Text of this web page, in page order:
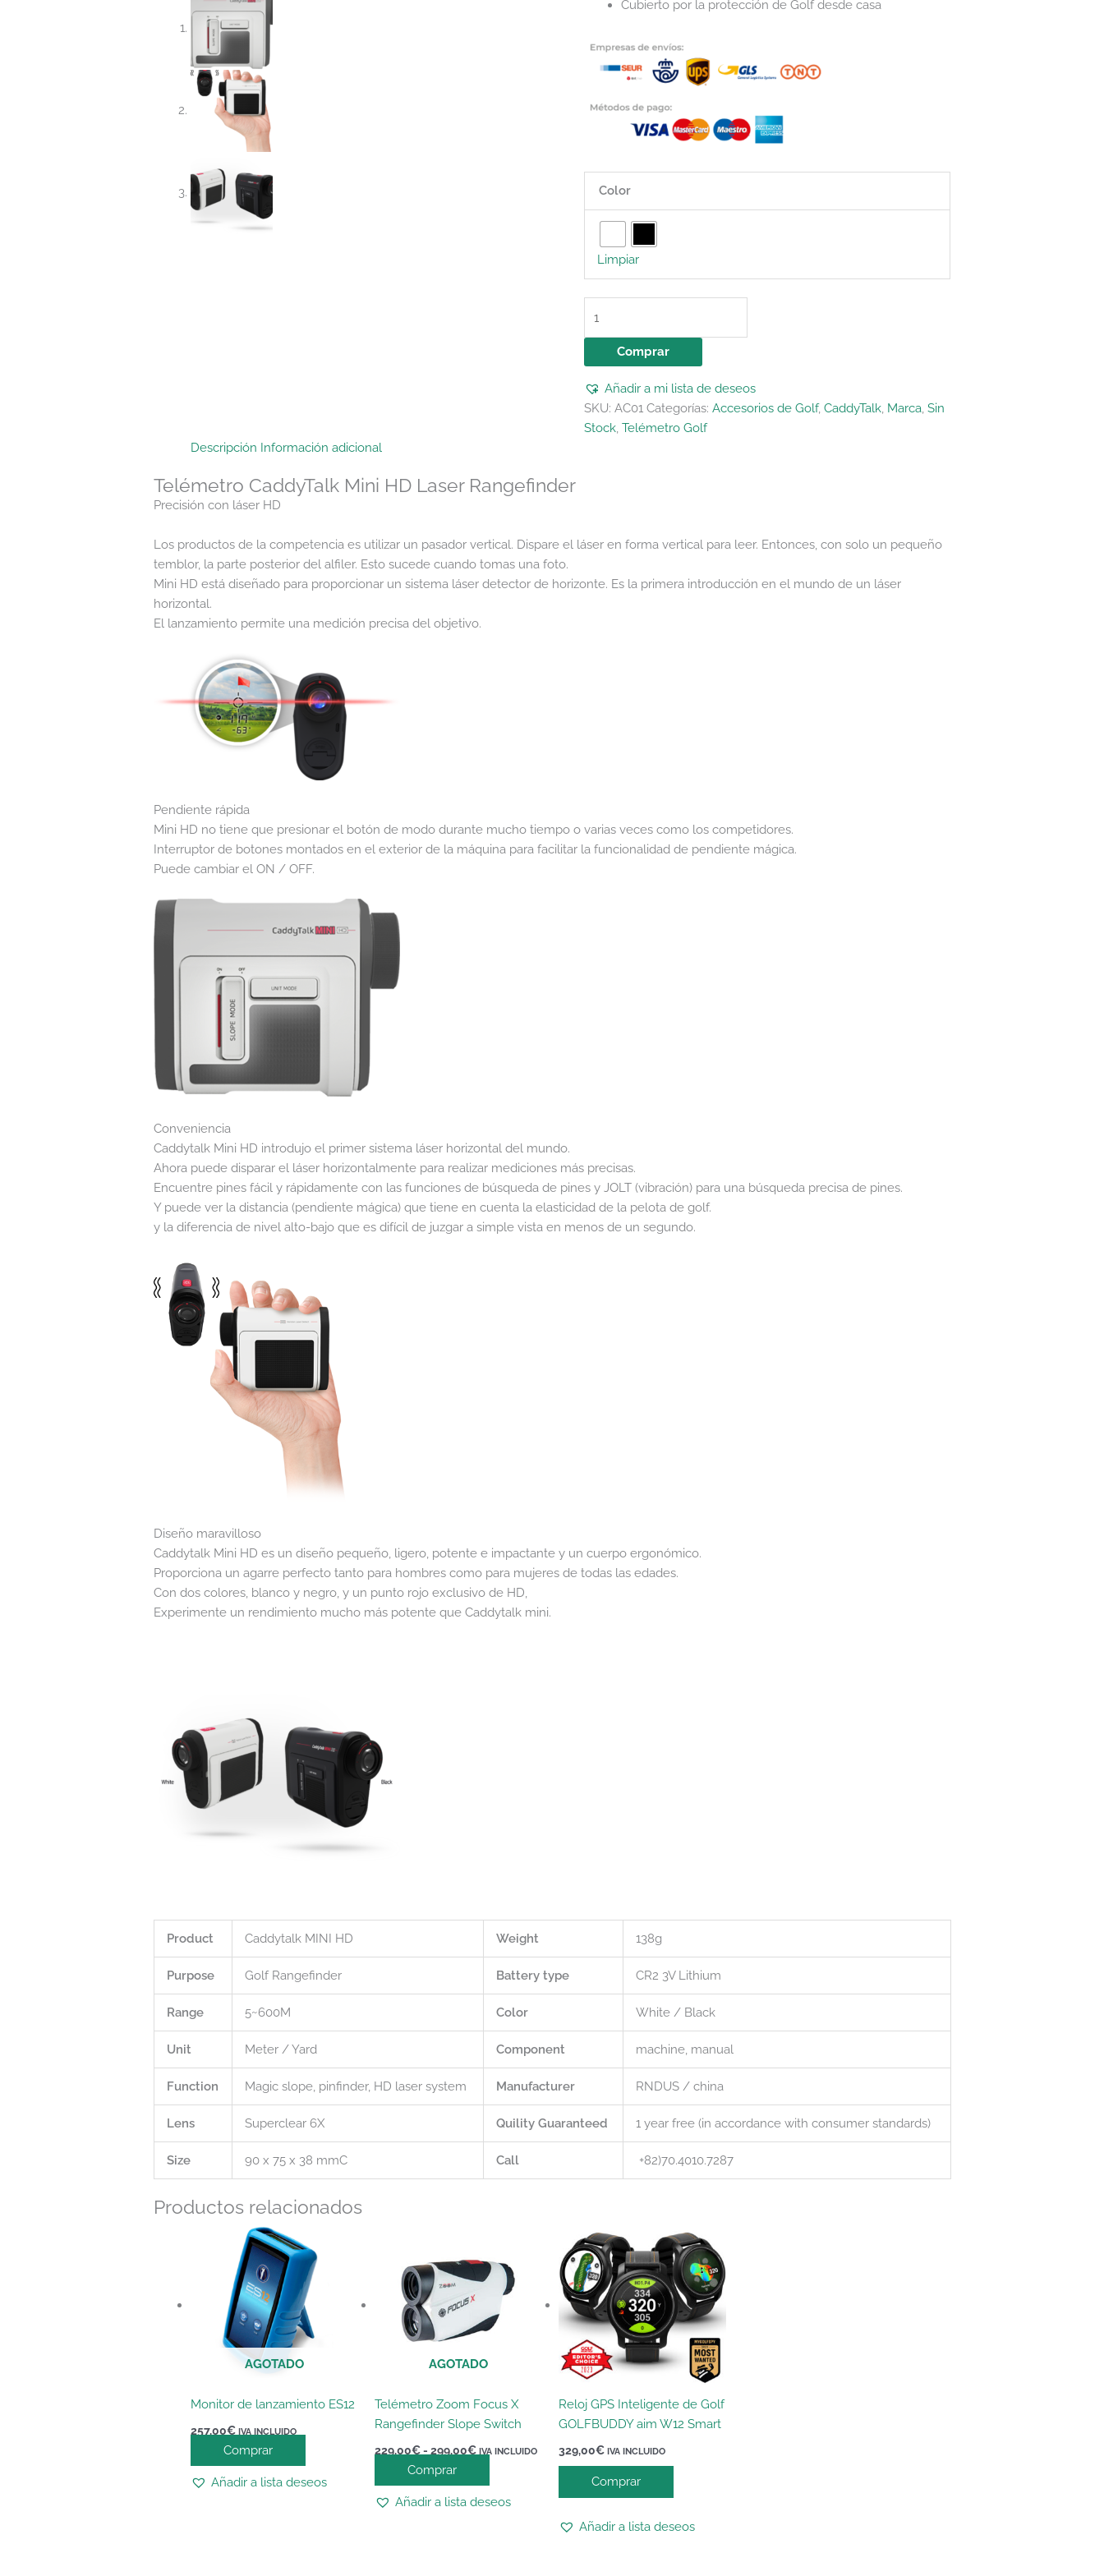
Cubierto por la protección de Golf desde casa
Color
Limpiar
Comprar
Añadir a mi lista de deseos
SKU: AC01 Categorías: Accesorios de Golf, CaddyTalk, Marca, Sin
Stock, Telémetro Golf
Descripción Información adicional
Telémetro CaddyTalk Mini HD Laser Rangefinder
Precisión con láser HD
Los productos de la competencia es utilizar un pasador vertical. Dispare el láser en forma vertical para leer. Entonces, con solo un pequeño
temblor, la parte posterior del alfiler. Esto sucede cuando tomas una foto.
Mini HD está diseñado para proporcionar un sistema láser detector de horizonte. Es la primera introducción en el mundo de un láser
horizontal.
El lanzamiento permite una medición precisa del objetivo.
Pendiente rápida
Mini HD no tiene que presionar el botón de modo durante mucho tiempo o varias veces como los competidores.
Interruptor de botones montados en el exterior de la máquina para facilitar la funcionalidad de pendiente mágica.
Puede cambiar el ON / OFF.
Conveniencia
Caddytalk Mini HD introdujo el primer sistema láser horizontal del mundo.
Ahora puede disparar el láser horizontalmente para realizar mediciones más precisas.
Encuentre pines fácil y rápidamente con las funciones de búsqueda de pines y JOLT (vibración) para una búsqueda precisa de pines.
Y puede ver la distancia (pendiente mágica) que tiene en cuenta la elasticidad de la pelota de golf.
y la diferencia de nivel alto-bajo que es difícil de juzgar a simple vista en menos de un segundo.
Diseño maravilloso
Caddytalk Mini HD es un diseño pequeño, ligero, potente e impactante y un cuerpo ergonómico.
Proporciona un agarre perfecto tanto para hombres como para mujeres de todas las edades.
Con dos colores, blanco y negro, y un punto rojo exclusivo de HD,
Experimente un rendimiento mucho más potente que Caddytalk mini.
Product Caddytalk MINI HD Weight 138g
Purpose Golf Rangefinder Battery type CR2 3V Lithium
Range 5~600M Color White / Black
Unit Meter / Yard Component machine, manual
Function Magic slope, pinfinder, HD laser system Manufacturer RNDUS / china
Lens Superclear 6X Quility Guaranteed 1 year free (in accordance with consumer standards)
Size 90 x 75 x 38 mmC Call +82)70.4010.7287
Productos relacionados
AGOTADO
Monitor de lanzamiento ES12
257,00€ IVA INCLUIDO
Comprar
Añadir a lista deseos
AGOTADO
Telémetro Zoom Focus X
Rangefinder Slope Switch
229,00€ - 299,00€
desde
229,00€
hasta
IVA INCLUIDO
Comprar
tiene
múltiples
Las
elegir
en
de
producto
Añadir a lista deseos
Reloj GPS Inteligente de Golf
GOLFBUDDY aim W12 Smart
329,00€ IVA INCLUIDO
Comprar
Añadir a lista deseos